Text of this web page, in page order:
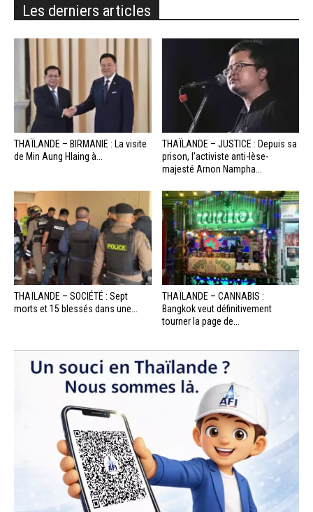
Les derniers articles
THAÏLANDE – BIRMANIE : La visite
de Min Aung Hlaing à...
THAÏLANDE – JUSTICE : Depuis sa
prison, l’activiste anti-lèse-
majesté Arnon Nampha...
THAÏLANDE – SOCIÉTÉ : Sept
morts et 15 blessés dans une...
THAÏLANDE – CANNABIS :
Bangkok veut définitivement
tourner la page de...